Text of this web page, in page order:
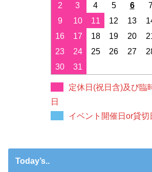
2
3 4 5 6
9
10 11 12 13
16
17 18 19 20
23
24 25 26 27
30
31
定休日(祝日含)及び臨
日
イベント開催日or貸切
Today’s..